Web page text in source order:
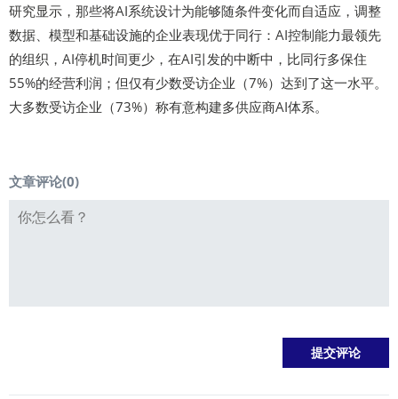
研究显示，那些将AI系统设计为能够随条件变化而自适应，调整
数据、模型和基础设施的企业表现优于同行：AI控制能力最领先
的组织，AI停机时间更少，在AI引发的中断中，比同行多保住
55%的经营利润；但仅有少数受访企业（7%）达到了这一水平。
大多数受访企业（73%）称有意构建多供应商AI体系。
文章评论(0)